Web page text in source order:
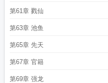
第61章 戮仙
第63章 池鱼
第65章 先天
第67章 官籍
第69章 强龙